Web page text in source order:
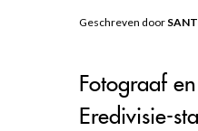
Geschreven door
Fotograaf
Eredivisie-